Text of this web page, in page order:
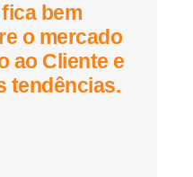
bem
o mercado
ao Cliente e
tendências.